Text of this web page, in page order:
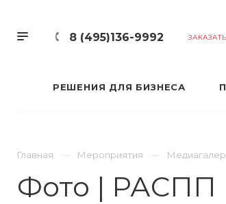
8 (495)136-9992
РЕШЕНИЯ ДЛЯ БИЗНЕСА
Главная Мероприятия
Фото | РАСПП